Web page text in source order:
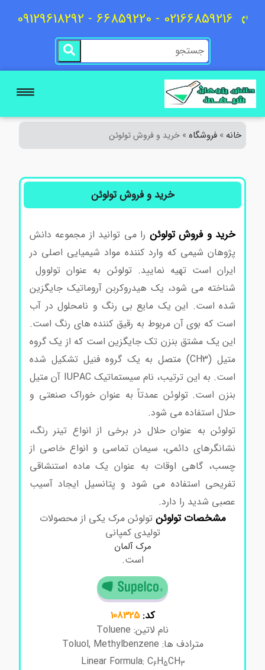
02166859216 - 66859220 - 09129618292
خانه»فروشگاه»خرید و فروش تولوئن
خرید و فروش تولوئن
خرید و فروش تولوئنرا می توانید از مجموعه دانش
پژوهان شیمی که وارد کننده مواد شیمیایی اصلی در
ایران است تهیه نمایید. تولوئن به عنوان تولوول
شناخته می شود، یک هیدروکربن آروماتیک جایگزین
شده است. این یک مایع بی رنگ و نامحلول در آب
است که بوی آن مربوط به رقیق کننده های رنگ است.
این یک مشتق بنزن تک جایگزین است که از یک گروه
متیل (CH3) متصل به یک گروه فنیل تشکیل شده
است. به این ترتیب، نام سیستماتیک IUPAC آن متیل
بنزن است. تولوئن عمدتاً به عنوان خوراک صنعتی و
حلال استفاده می شود.
تولوئن به عنوان حلال در برخی از انواع تینر رنگ،
نشانگرهای دائمی، سیمان تماسی و انواع خاصی از
چسب، گاهی اوقات به عنوان یک ماده استنشاقی
تفریحی استفاده می شود و پتانسیل ایجاد آسیب
عصبی شدید را دارد.خرید و فروش تولوئن
مشخصات تولوئن تولوئن مرک یکی از محصولات
تولیدی کمپانی
مرک آلمان
است.
کد:108325
نام لاتین: Toluene
مترادف ها: Toluol, Methylbenzene
Linear Formula: C6H5CH